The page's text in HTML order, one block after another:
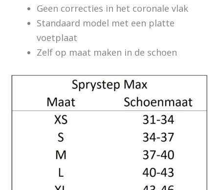
Geen correcties in het coronale vlak
Standaard model met een platte
voetplaat
Zelf op maat maken in de schoen